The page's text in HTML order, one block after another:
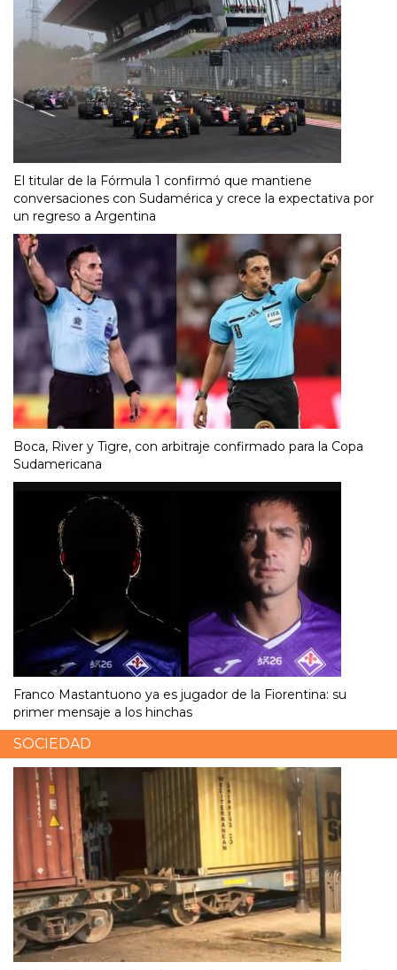
El titular de la Fórmula 1 confirmó que mantiene
conversaciones con Sudamérica y crece la expectativa por
un regreso a Argentina
Boca, River y Tigre, con arbitraje confirmado para la Copa
Sudamericana
Franco Mastantuono ya es jugador de la Fiorentina: su
primer mensaje a los hinchas
SOCIEDAD